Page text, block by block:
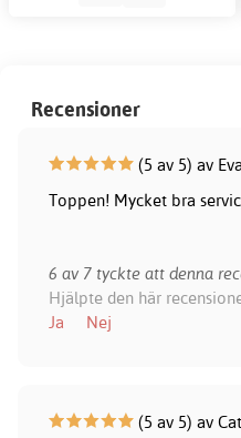
Recensioner
(5 av 5) av
Toppen! Mycket bra
6 av 7 tyckte att denna
Hjälpte den här
Ja
Nej
(5 av 5) av